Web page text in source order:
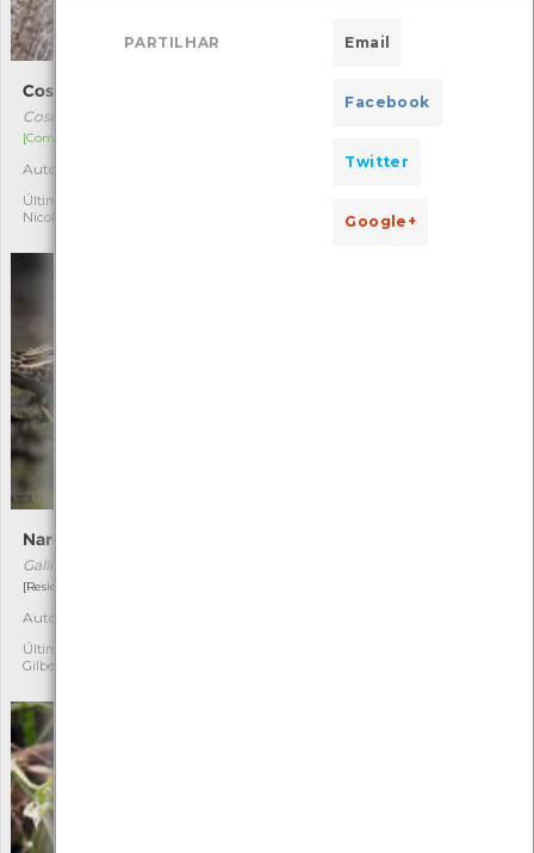
Coscinia cribraria
Coscinia cribraria
[Comum]
Autóctone
Última observação por:
Nicole Viana
Oedemera nobilis
Autóctone
Nicole Viana
Narceja-comum
Gallinago gallinago
[Residente com distribuição residual]
Autóctone
Última observação por:
Gilberto Pereira
PARTILHAR Email
Facebook
Twitter
Google+